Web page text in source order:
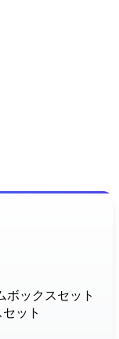
ボックスセット
ット